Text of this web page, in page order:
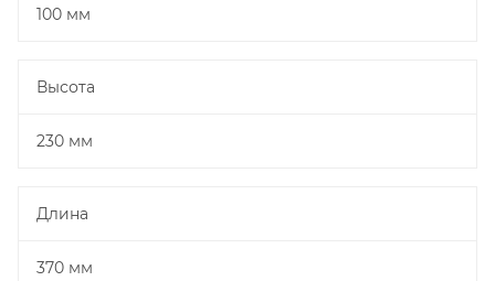
100 мм
Высота
230 мм
Длина
370 мм